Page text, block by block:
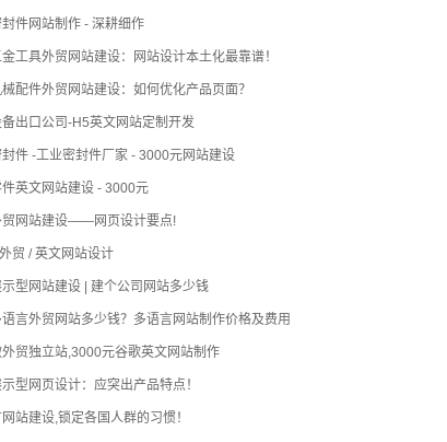
件网站制作 - 深耕细作
工具外贸网站建设：网站设计本土化最靠谱！
配件外贸网站建设：如何优化产品页面？
出口公司-H5英文网站定制开发
件 -工业密封件厂家 - 3000元网站建设
英文网站建设 - 3000元
贸网站建设——网页设计要点!
贸 / 英文网站设计
示型网站建设 | 建个公司网站多少钱
言外贸网站多少钱？多语言网站制作价格及费用
贸独立站,3000元谷歌英文网站制作
型网页设计：应突出产品特点！
站建设,锁定各国人群的习惯！